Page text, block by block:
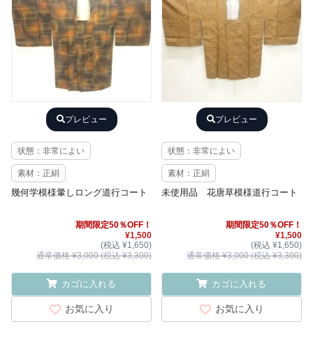
プレビュー
状態：非常によい
素材：正絹
幾何学模様暈しロング道行コート
期間限定50％OFF！
¥1,500
(税込 ¥1,650)
通常価格 ¥3,000 (税込 ¥3,300)
カゴに入れる
お気に入り
プレビュー
状態：非常によい
素材：正絹
未使用品 花唐草模様道行コート
期間限定50％OFF！
¥1,500
(税込 ¥1,650)
通常価格 ¥3,000 (税込 ¥3,300)
カゴに入れる
お気に入り